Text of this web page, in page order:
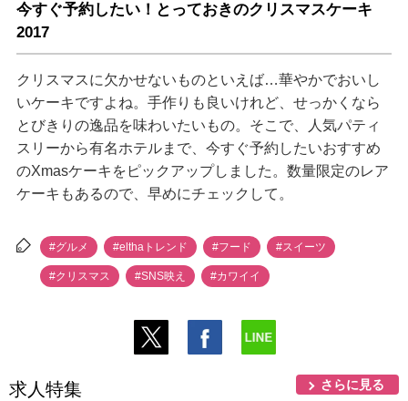
今すぐ予約したい！とっておきのクリスマスケーキ
2017
クリスマスに欠かせないものといえば…華やかでおいし
いケーキですよね。手作りも良いけれど、せっかくなら
とびきりの逸品を味わいたいもの。そこで、人気パティ
スリーから有名ホテルまで、今すぐ予約したいおすすめ
のXmasケーキをピックアップしました。数量限定のレア
ケーキもあるので、早めにチェックして。
#グルメ #elthaトレンド #フード #スイーツ
#クリスマス #SNS映え #カワイイ
求人特集 さらに見る